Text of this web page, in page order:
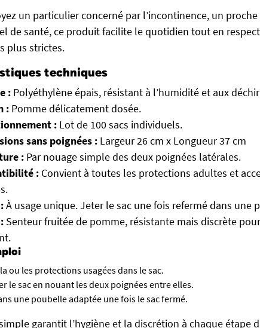
un particulier concerné par l’incontinence, un
de santé, ce produit facilite le quotidien tout en
plus strictes.
techniques
: Polyéthylène épais, résistant à l’humidité et aux
: Pomme délicatement dosée.
: Lot de 100 sacs individuels.
sans poignées : Largeur 26 cm x Longueur 37 cm
: Par nouage simple des deux poignées latérales.
: Convient à toutes les protections adultes et
À usage unique. Jeter le sac une fois refermé dans une
Senteur fruitée de pomme, résistante mais discrète
ou les protections usagées dans le sac.
le sac en nouant les deux poignées entre elles.
une poubelle adaptée une fois le sac fermé.
garantit l’hygiène et la discrétion à chaque étape